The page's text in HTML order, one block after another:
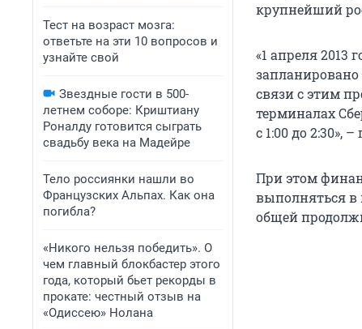
Тест на возраст мозга:
ответьте на эти 10 вопросов и
узнайте свой
Звездные гости в 500-
летнем соборе: Криштиану
Роналду готовится сыграть
свадьбу века на Мадейре
Тело россиянки нашли во
Французских Альпах. Как она
погибла?
«Никого нельзя победить». О
чем главный блокбастер этого
года, который бьет рекорды в
прокате: честный отзыв на
«Одиссею» Нолана
крупнейший
«1 апреля 2013
запланировано
связи с этим
терминалах
с 1:00 до 2:30»,
При этом
выполняться в
общей